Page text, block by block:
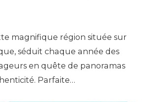
magnifique région située sur
séduit chaque année des
en quête de panoramas
Parfaite…